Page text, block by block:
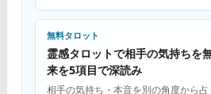
無料タロット
霊感タロットで相手の気持ちを
来を5項目で深読み
相手の気持ち・本音を別の角度から占